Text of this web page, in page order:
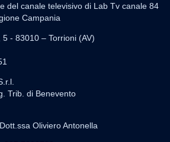
del canale televisivo di Lab Tv canale 84
Campania
- 83010 – Torrioni (AV)
Trib. di Benevento
Oliviero Antonella